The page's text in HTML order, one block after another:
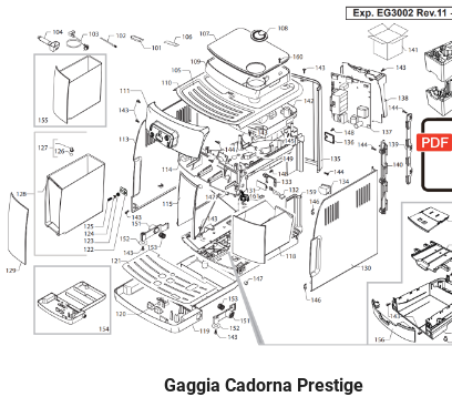
Gaggia Cadorna Prestige